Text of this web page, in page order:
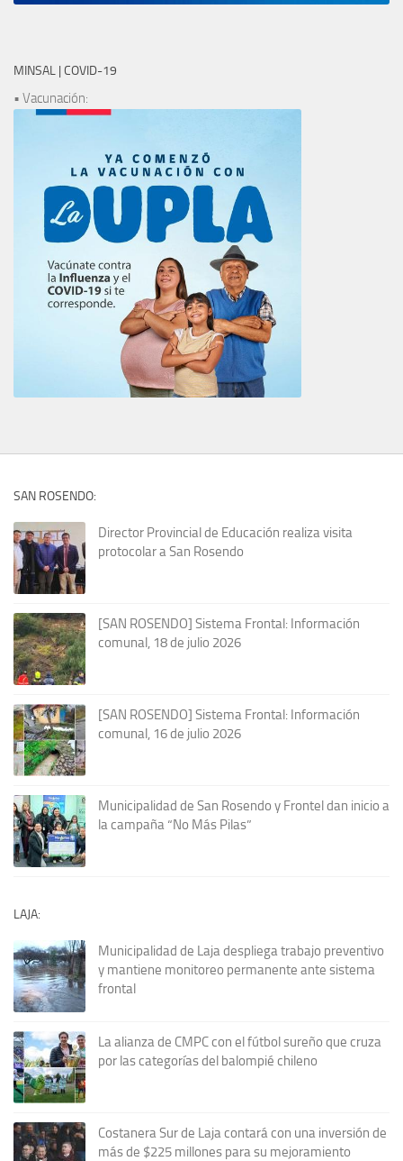
MINSAL | COVID-19
• Vacunación:
SAN ROSENDO:
Director Provincial de Educación realiza visita
protocolar a San Rosendo
[SAN ROSENDO] Sistema Frontal: Información
comunal, 18 de julio 2026
[SAN ROSENDO] Sistema Frontal: Información
comunal, 16 de julio 2026
Municipalidad de San Rosendo y Frontel dan inicio a
la campaña “No Más Pilas”
LAJA:
Municipalidad de Laja despliega trabajo preventivo
y mantiene monitoreo permanente ante sistema
frontal
La alianza de CMPC con el fútbol sureño que cruza
por las categorías del balompié chileno
Costanera Sur de Laja contará con una inversión de
más de $225 millones para su mejoramiento